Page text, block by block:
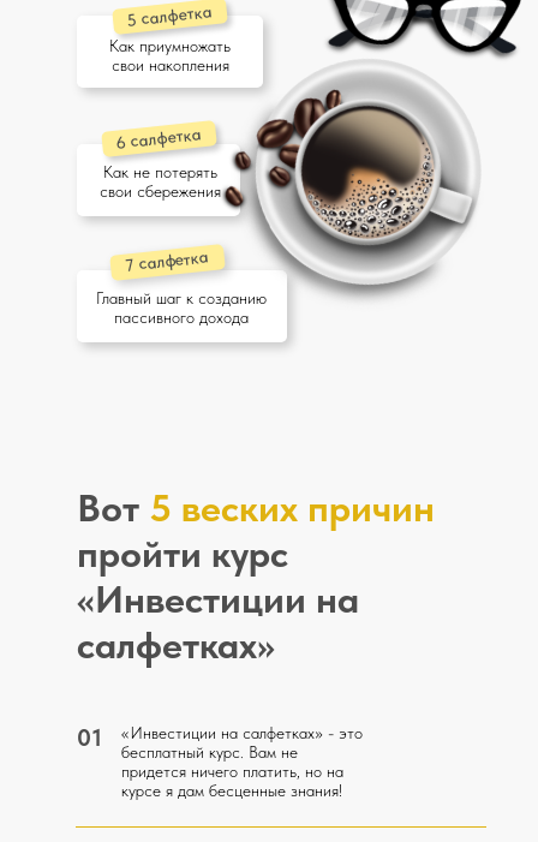
Как приумножать
свои накопления
5 салфетка
Как не потерять
свои сбережения
6 салфетка
Главный шаг к созданию
пассивного дохода
7 салфетка
Вот 5 веских причин
пройти курс
«Инвестиции на
салфетках»
«Инвестиции на салфетках» - это
бесплатный курс. Вам не
придется ничего платить, но на
курсе я дам бесценные знания!
01